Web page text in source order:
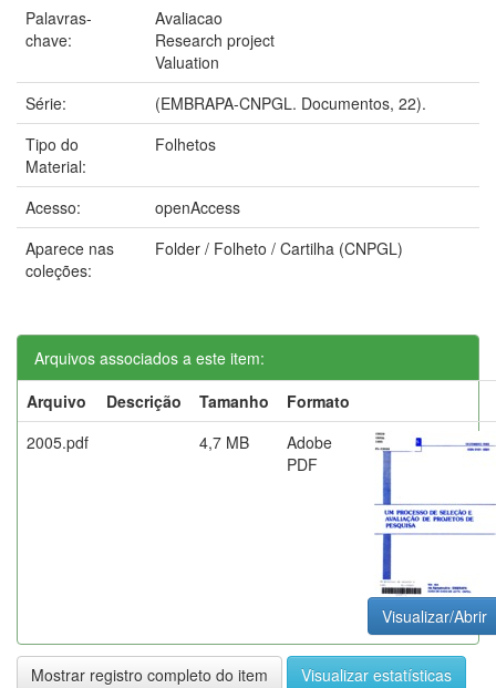
Palavras-
chave:
Avaliacao
Research project
Valuation
Série:
(EMBRAPA-CNPGL. Documentos, 22).
Tipo do
Material:
Folhetos
Acesso:
openAccess
Aparece nas
coleções:
Folder / Folheto / Cartilha (CNPGL)
Arquivos associados a este item:
Arquivo
Descrição Tamanho
Formato
2005.pdf
4,7 MB
Adobe
PDF
Visualizar/Abrir
Mostrar registro completo do item Visualizar estatísticas